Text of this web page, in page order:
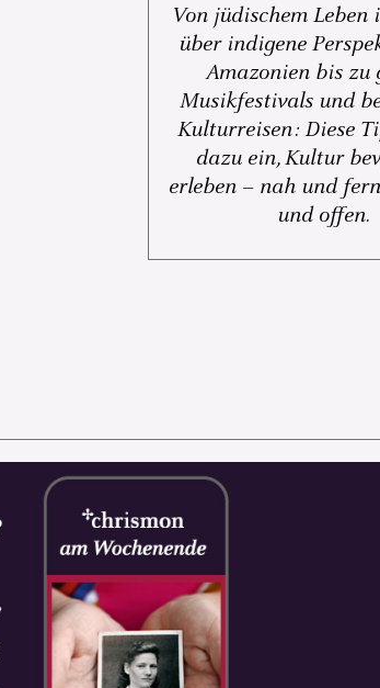
Von jüdischem Leben
über indigene
Amazonien bis zu
Musikfestivals und
Kulturreisen: Diese
dazu ein, Kultur
erleben – nah und
und offen.